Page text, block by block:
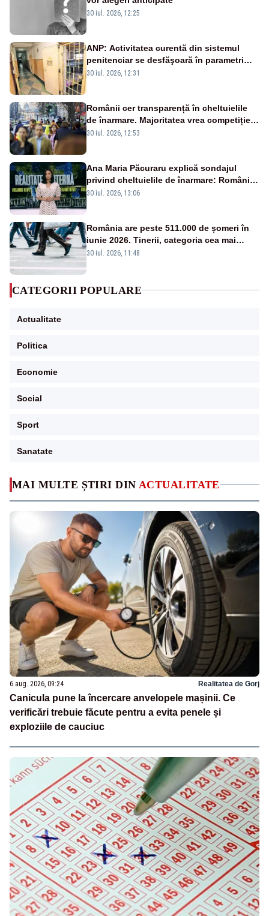
MAI MULTE ȘTIRI DIN ACTUALITATE
6 aug. 2026, 09:24 Realitatea de Gorj
Canicula pune la încercare anvelopele mașinii. Ce
verificări trebuie făcute pentru a evita penele și
exploziile de cauciuc
30 iul. 2026, 12:25
ANP: Activitatea curentă din sistemul
penitenciar se desfăşoară în parametri
normali
30 iul. 2026, 12:31
Românii cer transparență în cheltuielile
de înarmare. Majoritatea vrea competiție
reală și industrie locală – SONDAJ
30 iul. 2026, 12:53
Ana Maria Păcuraru explică sondajul
privind cheltuielile de înarmare: Românii
cer transparență în achiziții și un echilibru
30 iul. 2026, 13:06
România are peste 511.000 de șomeri în
iunie 2026. Tinerii, categoria cea mai
afectată
30 iul. 2026, 11:48
CATEGORII POPULARE
Actualitate
Politica
Economie
Social
Sport
Sanatate